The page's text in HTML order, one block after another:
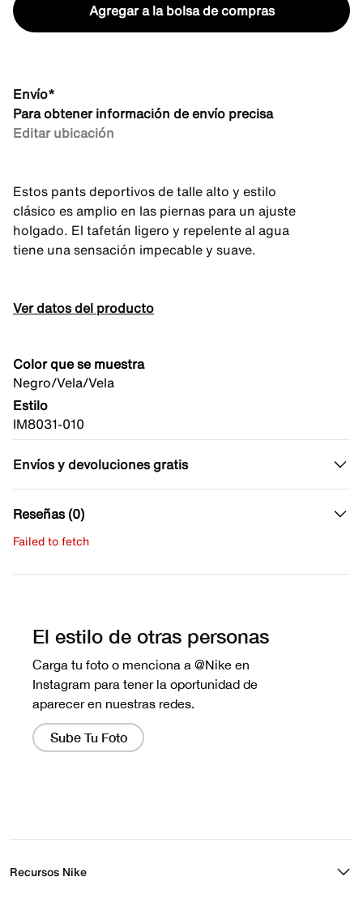
Agregar a la bolsa de compras
Envío*
Para obtener información de envío precisa
Editar ubicación
Estos pants deportivos de talle alto y estilo
clásico es amplio en las piernas para un ajuste
holgado. El tafetán ligero y repelente al agua
tiene una sensación impecable y suave.
Ver datos del producto
Color que se muestra
Negro/Vela/Vela
Estilo
IM8031-010
Envíos y devoluciones gratis
Reseñas (0)
Failed to fetch
Recursos Nike